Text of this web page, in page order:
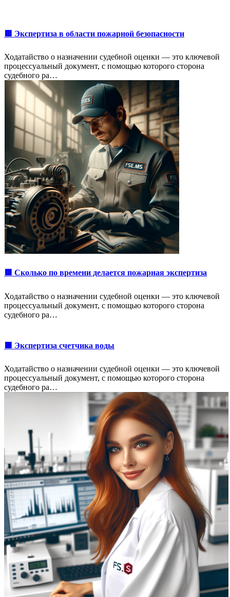
🟥 Экспертиза в области пожарной безопасности
Ходатайство о назначении судебной оценки — это ключевой
процессуальный документ, с помощью которого сторона
судебного ра…
🟥 Сколько по времени делается пожарная экспертиза
Ходатайство о назначении судебной оценки — это ключевой
процессуальный документ, с помощью которого сторона
судебного ра…
🟩 Экспертиза счетчика воды
Ходатайство о назначении судебной оценки — это ключевой
процессуальный документ, с помощью которого сторона
судебного ра…